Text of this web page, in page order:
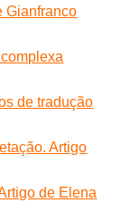
Gianfranco
de tradução
Artigo
de Elena